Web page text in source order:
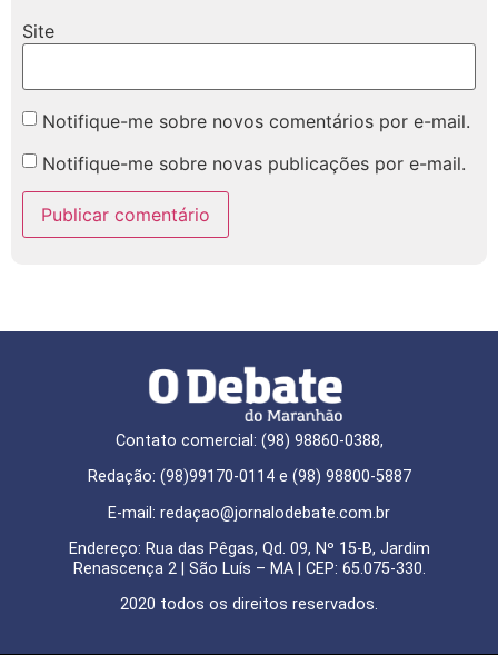
Site
Notifique-me sobre novos comentários por e-mail.
Notifique-me sobre novas publicações por e-mail.
Contato comercial: (98) 98860-0388,
Redação: (98)99170-0114 e (98) 98800-5887
E-mail: redaçao@jornalodebate.com.br
Endereço: Rua das Pêgas, Qd. 09, Nº 15-B, Jardim
Renascença 2 | São Luís – MA | CEP: 65.075-330.
2020 todos os direitos reservados.